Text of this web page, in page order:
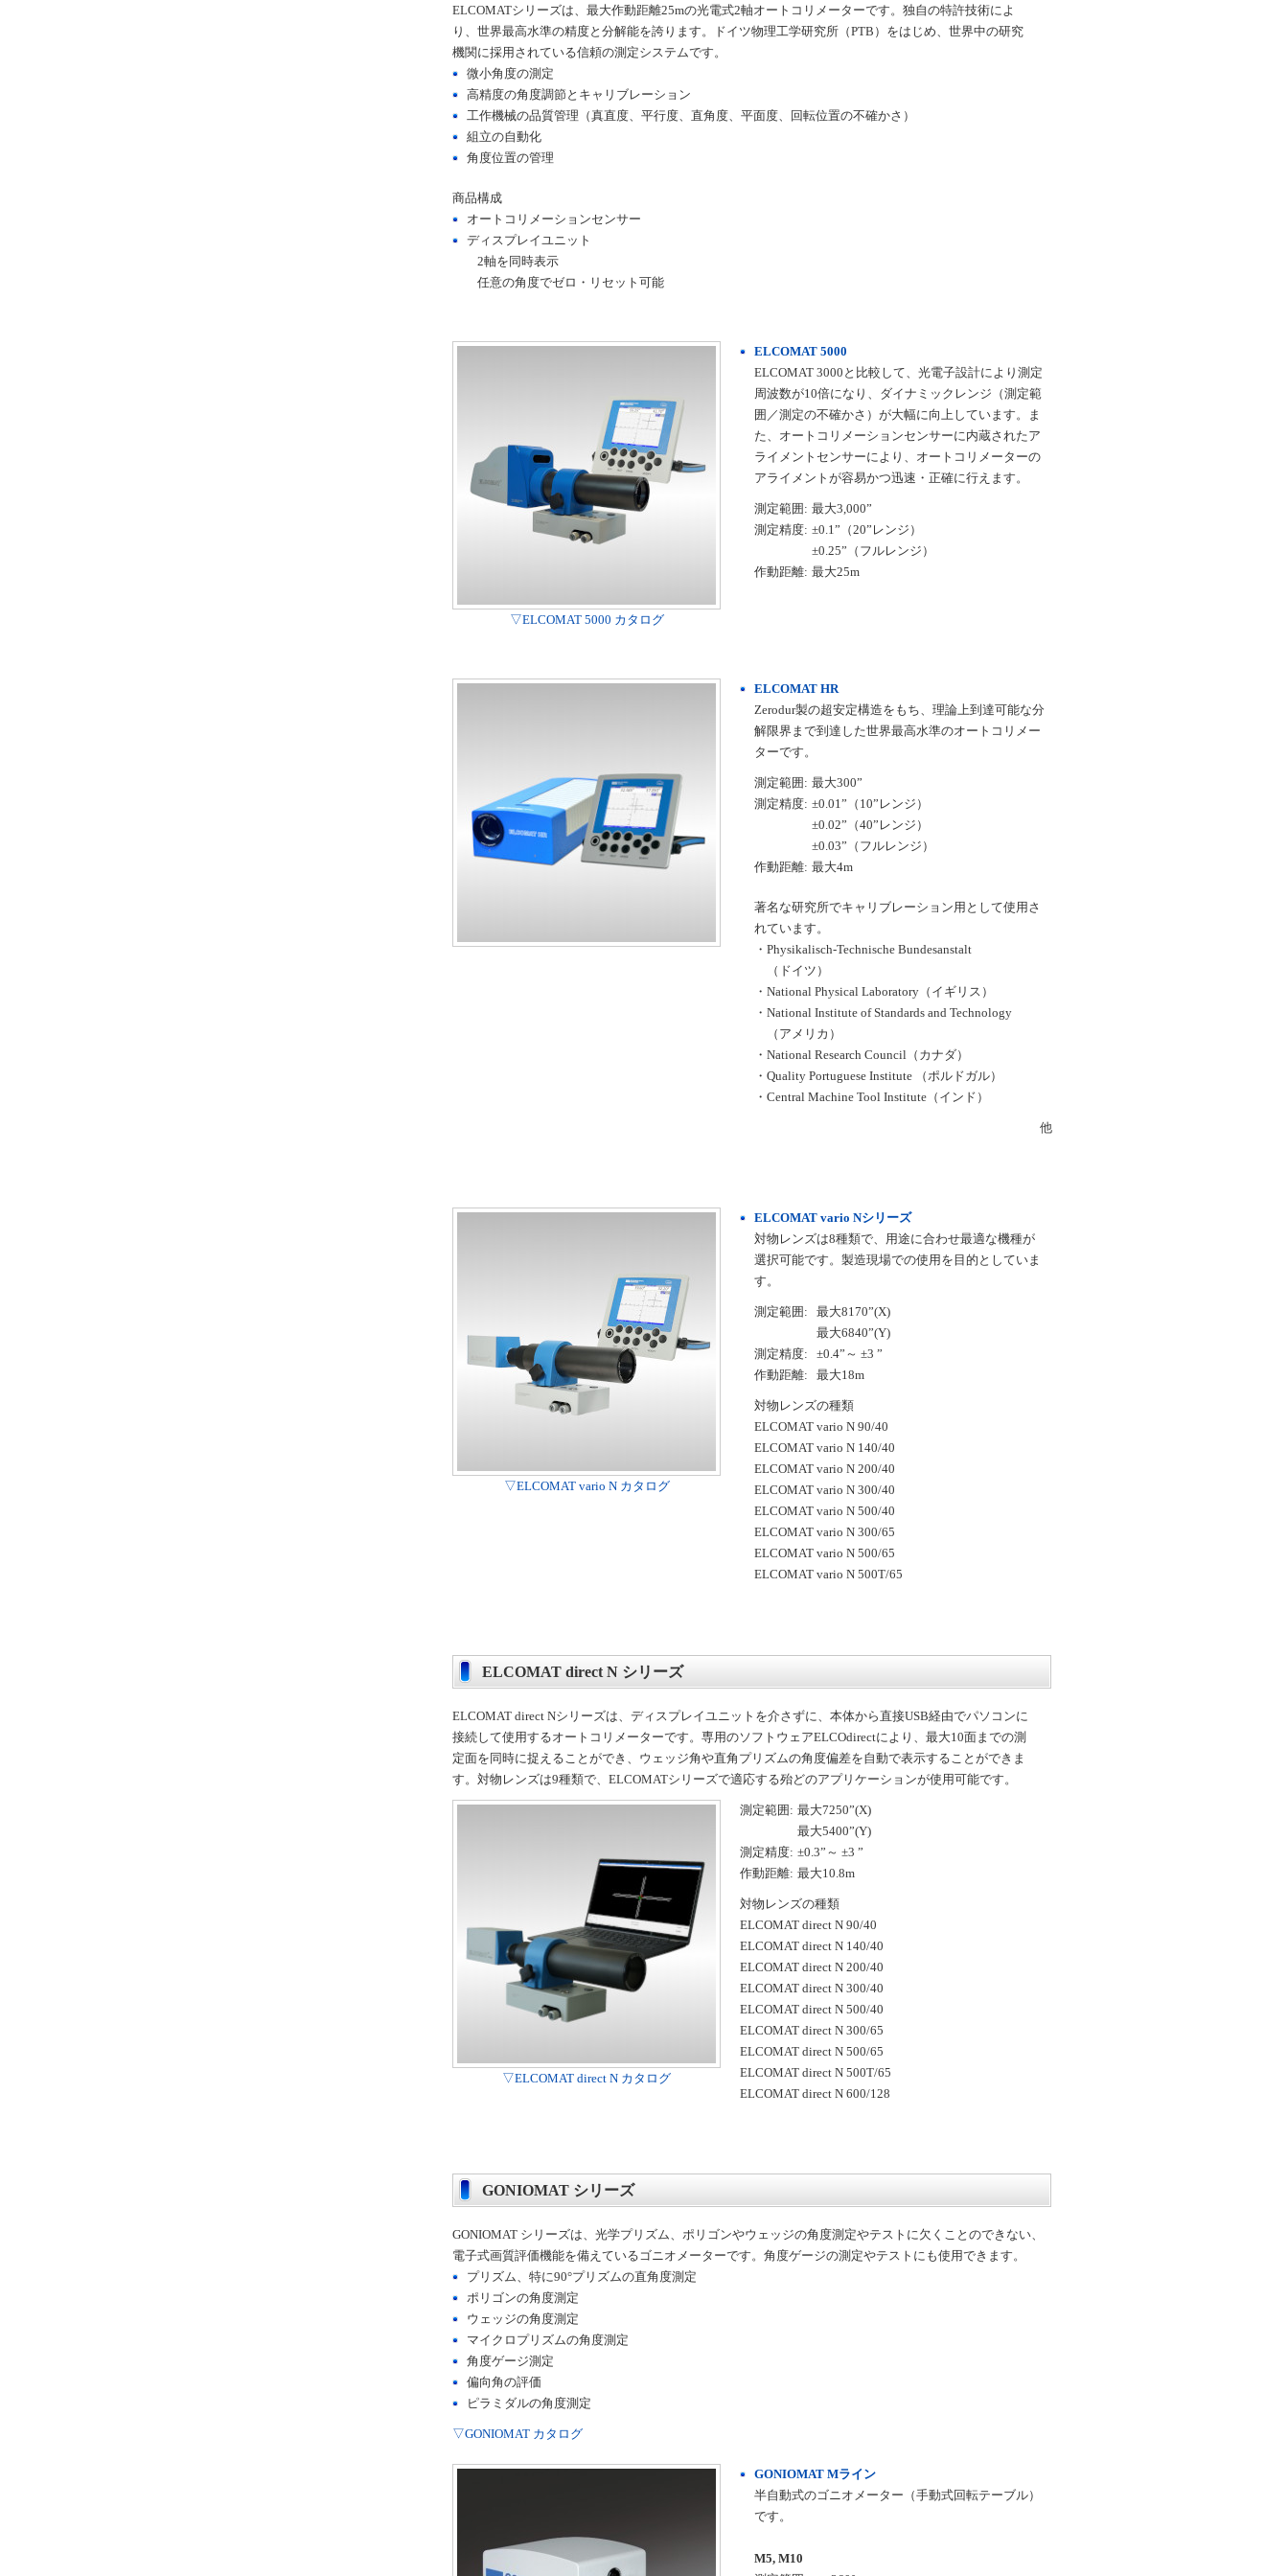
ELCOMATシリーズは、最大作動距離25mの光電式2軸オートコリメーターです。独自の特許技術によ
り、世界最高水準の精度と分解能を誇ります。ドイツ物理工学研究所（PTB）をはじめ、世界中の研究
機関に採用されている信頼の測定システムです。
微小角度の測定
高精度の角度調節とキャリブレーション
工作機械の品質管理（真直度、平行度、直角度、平面度、回転位置の不確かさ）
組立の自動化
角度位置の管理
商品構成
オートコリメーションセンサー
ディスプレイユニット
2軸を同時表示
任意の角度でゼロ・リセット可能
▽ELCOMAT 5000 カタログ
ELCOMAT 5000
ELCOMAT 3000と比較して、光電子設計により測定
周波数が10倍になり、ダイナミックレンジ（測定範
囲／測定の不確かさ）が大幅に向上しています。ま
た、オートコリメーションセンサーに内蔵されたア
ライメントセンサーにより、オートコリメーターの
アライメントが容易かつ迅速・正確に行えます。
測定範囲: 最大3,000”
測定精度: ±0.1”（20”レンジ）
±0.25”（フルレンジ）
作動距離: 最大25m
ELCOMAT HR
Zerodur製の超安定構造をもち、理論上到達可能な分
解限界まで到達した世界最高水準のオートコリメー
ターです。
測定範囲: 最大300”
測定精度: ±0.01”（10”レンジ）
±0.02”（40”レンジ）
±0.03”（フルレンジ）
作動距離: 最大4m
著名な研究所でキャリブレーション用として使用さ
れています。
・Physikalisch-Technische Bundesanstalt
（ドイツ）
・National Physical Laboratory（イギリス）
・National Institute of Standards and Technology
（アメリカ）
・National Research Council（カナダ）
・Quality Portuguese Institute （ポルドガル）
・Central Machine Tool Institute（インド）
他
▽ELCOMAT vario N カタログ
ELCOMAT vario Nシリーズ
対物レンズは8種類で、用途に合わせ最適な機種が
選択可能です。製造現場での使用を目的としていま
す。
測定範囲:
最大8170”(X)
最大6840”(Y)
測定精度:
±0.4”～ ±3 ”
作動距離:
最大18m
対物レンズの種類
ELCOMAT vario N 90/40
ELCOMAT vario N 140/40
ELCOMAT vario N 200/40
ELCOMAT vario N 300/40
ELCOMAT vario N 500/40
ELCOMAT vario N 300/65
ELCOMAT vario N 500/65
ELCOMAT vario N 500T/65
ELCOMAT direct N シリーズ
ELCOMAT direct Nシリーズは、ディスプレイユニットを介さずに、本体から直接USB経由でパソコンに
接続して使用するオートコリメーターです。専用のソフトウェアELCOdirectにより、最大10面までの測
定面を同時に捉えることができ、ウェッジ角や直角プリズムの角度偏差を自動で表示することができま
す。対物レンズは9種類で、ELCOMATシリーズで適応する殆どのアプリケーションが使用可能です。
▽ELCOMAT direct N カタログ
測定範囲: 最大7250”(X)
最大5400”(Y)
測定精度: ±0.3”～ ±3 ”
作動距離: 最大10.8m
対物レンズの種類
ELCOMAT direct N 90/40
ELCOMAT direct N 140/40
ELCOMAT direct N 200/40
ELCOMAT direct N 300/40
ELCOMAT direct N 500/40
ELCOMAT direct N 300/65
ELCOMAT direct N 500/65
ELCOMAT direct N 500T/65
ELCOMAT direct N 600/128
GONIOMAT シリーズ
GONIOMAT シリーズは、光学プリズム、ポリゴンやウェッジの角度測定やテストに欠くことのできない、
電子式画質評価機能を備えているゴニオメーターです。角度ゲージの測定やテストにも使用できます。
プリズム、特に90°プリズムの直角度測定
ポリゴンの角度測定
ウェッジの角度測定
マイクロプリズムの角度測定
角度ゲージ測定
偏向角の評価
ピラミダルの角度測定
▽GONIOMAT カタログ
GONIOMAT Mライン
半自動式のゴニオメーター（手動式回転テーブル）
です。
M5, M10